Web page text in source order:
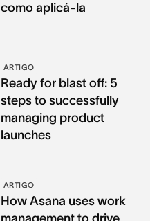
como aplicá-la
ARTIGO
Ready for blast off: 5
steps to successfully
managing product
launches
ARTIGO
How Asana uses work
management to drive